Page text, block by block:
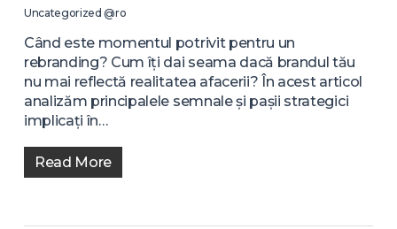
Uncategorized @ro
Când este momentul potrivit pentru un
rebranding? Cum îți dai seama dacă brandul tău
nu mai reflectă realitatea afacerii? În acest articol
analizăm principalele semnale și pașii strategici
implicați în…
Read More